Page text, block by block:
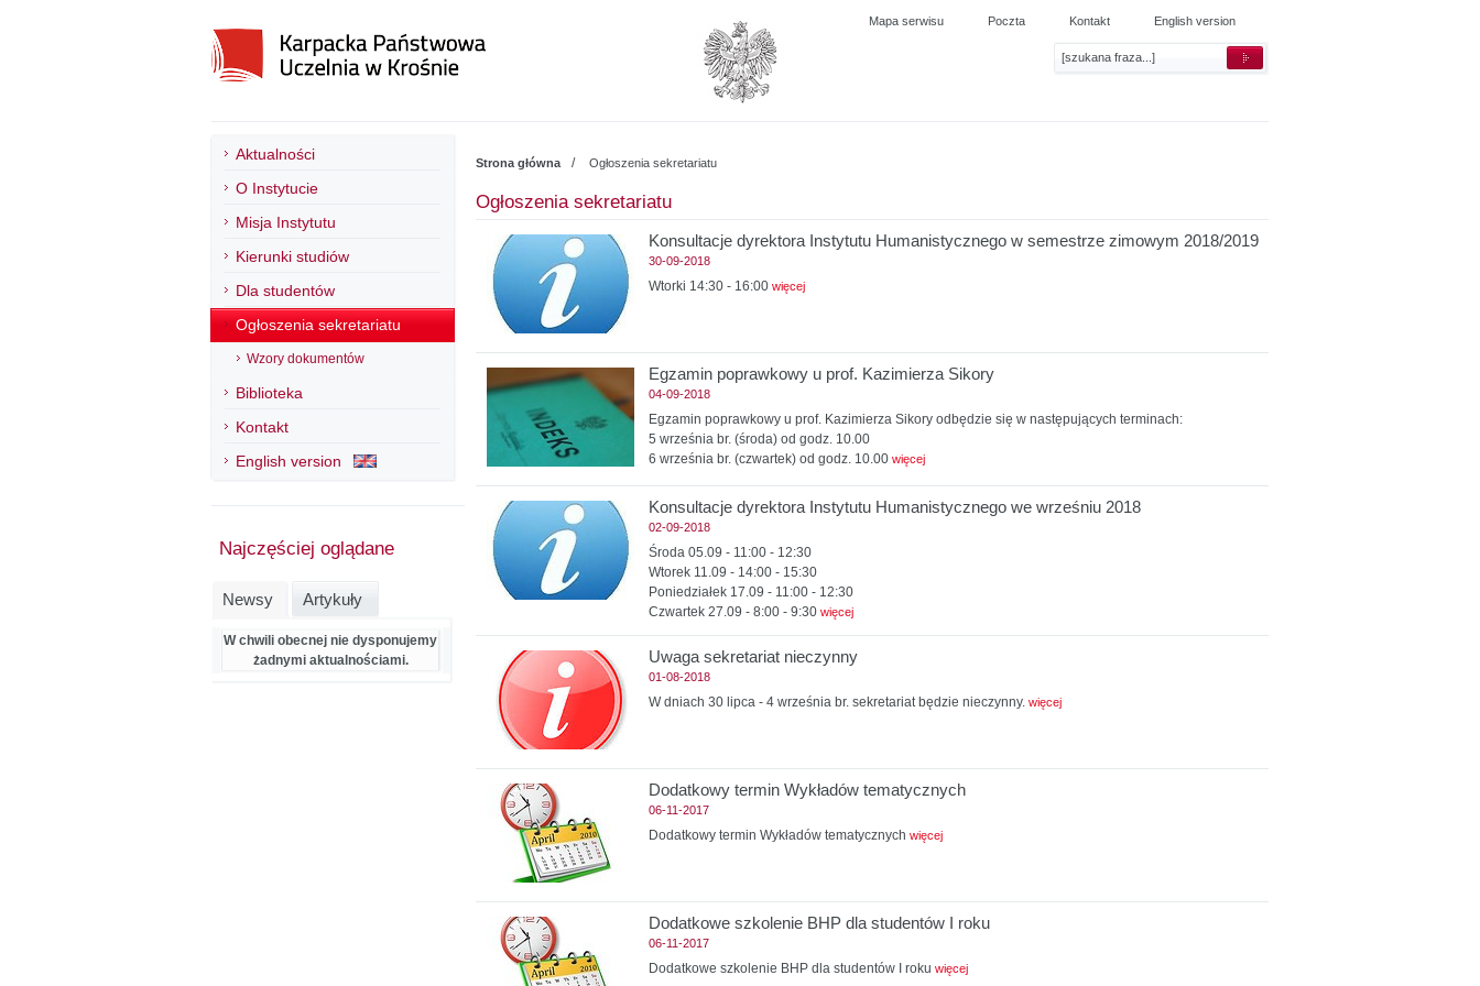
Mapa serwisu Poczta Kontakt English version
Aktualności
O Instytucie
Misja Instytutu
Kierunki studiów
Dla studentów
Ogłoszenia sekretariatu
Wzory dokumentów
Biblioteka
Kontakt
English version
Najczęściej oglądane
Newsy Artykuły
W chwili obecnej nie dysponujemy
żadnymi aktualnościami.
Strona główna / Ogłoszenia sekretariatu
Ogłoszenia sekretariatu
Konsultacje dyrektora Instytutu Humanistycznego w semestrze zimowym 2018/2019
30-09-2018
Wtorki 14:30 - 16:00 więcej
Egzamin poprawkowy u prof. Kazimierza Sikory
04-09-2018
Egzamin poprawkowy u prof. Kazimierza Sikory odbędzie się w następujących terminach:
5 września br. (środa) od godz. 10.00
6 września br. (czwartek) od godz. 10.00 więcej
Konsultacje dyrektora Instytutu Humanistycznego we wrześniu 2018
02-09-2018
Środa 05.09 - 11:00 - 12:30
Wtorek 11.09 - 14:00 - 15:30
Poniedziałek 17.09 - 11:00 - 12:30
Czwartek 27.09 - 8:00 - 9:30 więcej
Uwaga sekretariat nieczynny
01-08-2018
W dniach 30 lipca - 4 września br. sekretariat będzie nieczynny. więcej
Dodatkowy termin Wykładów tematycznych
06-11-2017
Dodatkowy termin Wykładów tematycznych więcej
Dodatkowe szkolenie BHP dla studentów I roku
06-11-2017
Dodatkowe szkolenie BHP dla studentów I roku więcej